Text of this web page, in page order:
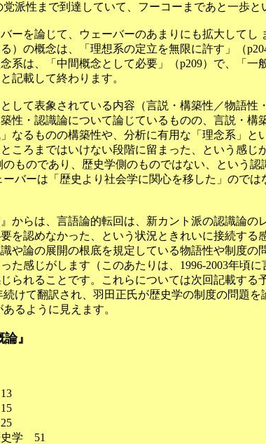
派性まで到達していて、フーコーまであと一歩と
ーを論じて、ウェーバーのあまりにも拡大してし
）の概念は、「理想系の定立を無限に許す」（
系は、「中間概念として必要」（p209）で、「一
記載して終わります。
して表象されている内容（言説・構築性／物語性
性・認識論について論じているものの、言説・構
なるものの構築性や、分析に有用な「理念系」と
ころまではいけない段階に留まった、という感じ
ものであり、歴史学側のものではない、という
バーは「歴史より社会学に関心を移した」のでは
からは、言語論的転回は、新カント派の認識論の
を認めなかった、という状況ときれいに接続する
や論の展開の根底を規定している物語性や制度の
た感じがします（このあたりは、1996-2003年頃
られることです。これらについては次回記載する
けて翻訳され、羽田正氏が歴史学の制度の問題を
るように見えます。
』
学 51